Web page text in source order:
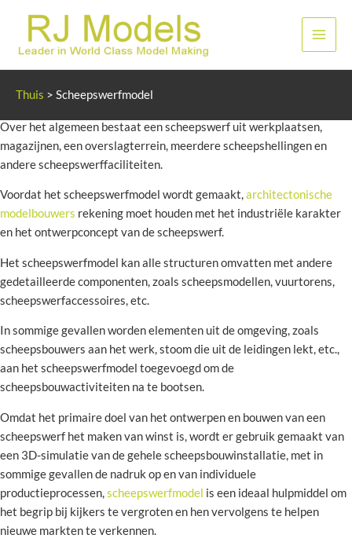
Thuis > Scheepswerfmodel
Scheepswerfmodel
Over het algemeen bestaat een scheepswerf uit werkplaatsen,
magazijnen, een overslagterrein, meerdere scheepshellingen en
andere scheepswerffaciliteiten.
Voordat het scheepswerfmodel wordt gemaakt,architectonische
modelbouwers rekening moet houden met het industriële karakter
en het ontwerpconcept van de scheepswerf.
Het scheepswerfmodel kan alle structuren omvatten met andere
gedetailleerde componenten, zoals scheepsmodellen, vuurtorens,
scheepswerfaccessoires, etc.
In sommige gevallen worden elementen uit de omgeving, zoals
scheepsbouwers aan het werk, stoom die uit de leidingen lekt, etc.,
aan het scheepswerfmodel toegevoegd om de
scheepsbouwactiviteiten na te bootsen.
Omdat het primaire doel van het ontwerpen en bouwen van een
scheepswerf het maken van winst is, wordt er gebruik gemaakt van
een 3D-simulatie van de gehele scheepsbouwinstallatie, met in
sommige gevallen de nadruk op en van individuele
productieprocessen,scheepswerfmodel is een ideaal hulpmiddel om
het begrip bij kijkers te vergroten en hen vervolgens te helpen
nieuwe markten te verkennen.